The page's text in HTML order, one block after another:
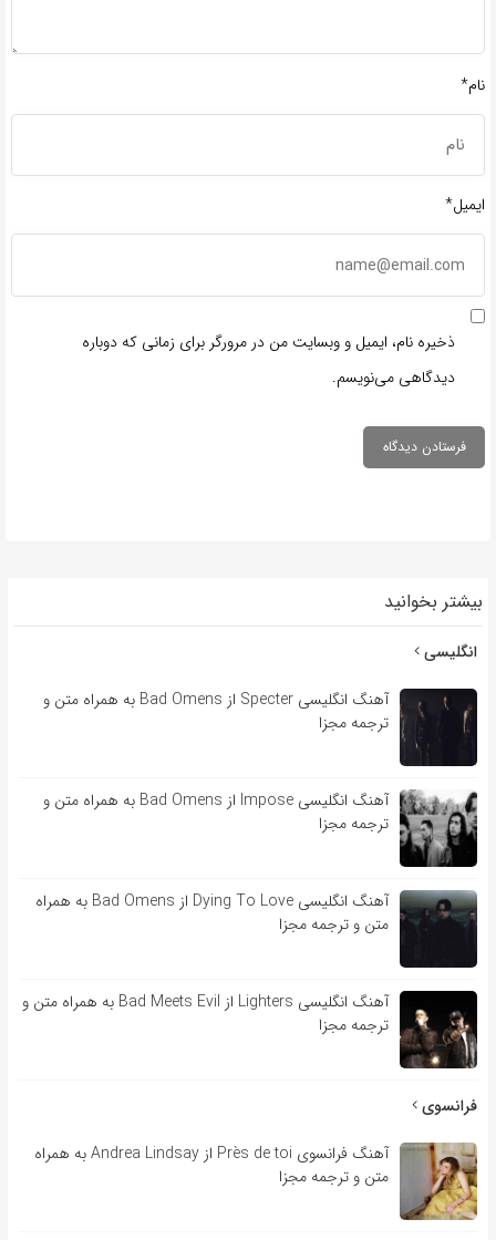
نام*
ایمیل*
ذخیره نام، ایمیل و وبسایت من در مرورگر برای زمانی که دوباره
دیدگاهی می‌نویسم.
بیشتر بخوانید
انگلیسی
آهنگ انگلیسی Specter از Bad Omens به همراه متن و
ترجمه مجزا
آهنگ انگلیسی Impose از Bad Omens به همراه متن و
ترجمه مجزا
آهنگ انگلیسی Dying To Love از Bad Omens به همراه
متن و ترجمه مجزا
آهنگ انگلیسی Lighters از Bad Meets Evil به همراه متن و
ترجمه مجزا
فرانسوی
آهنگ فرانسوی Près de toi از Andrea Lindsay به همراه
متن و ترجمه مجزا